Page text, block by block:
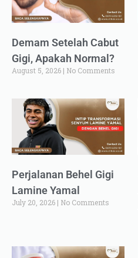
Demam Setelah Cabut
Gigi, Apakah Normal?
August 5, 2026 No Comments
Perjalanan Behel Gigi
Lamine Yamal
July 20, 2026 No Comments